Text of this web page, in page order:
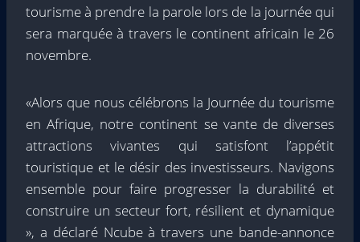
tourisme à prendre la parole lors de la journée qui
sera marquée à travers le continent africain le 26
novembre.
«Alors que nous célébrons la Journée du tourisme
en Afrique, notre continent se vante de diverses
attractions vivantes qui satisfont l’appétit
touristique et le désir des investisseurs. Navigons
ensemble pour faire progresser la durabilité et
construire un secteur fort, résilient et dynamique
», a déclaré Ncube à travers une bande-annonce